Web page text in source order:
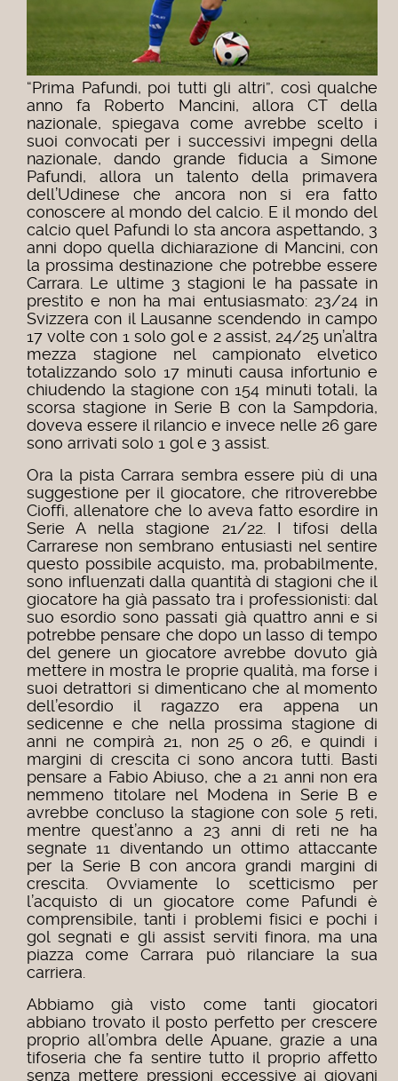
“Prima Pafundi, poi tutti gli altri”, così qualche
anno fa Roberto Mancini, allora CT della
nazionale, spiegava come avrebbe scelto i
suoi convocati per i successivi impegni della
nazionale, dando grande fiducia a Simone
Pafundi, allora un talento della primavera
dell’Udinese che ancora non si era fatto
conoscere al mondo del calcio. E il mondo del
calcio quel Pafundi lo sta ancora aspettando, 3
anni dopo quella dichiarazione di Mancini, con
la prossima destinazione che potrebbe essere
Carrara. Le ultime 3 stagioni le ha passate in
prestito e non ha mai entusiasmato: 23/24 in
Svizzera con il Lausanne scendendo in campo
17 volte con 1 solo gol e 2 assist, 24/25 un’altra
mezza stagione nel campionato elvetico
totalizzando solo 17 minuti causa infortunio e
chiudendo la stagione con 154 minuti totali, la
scorsa stagione in Serie B con la Sampdoria,
doveva essere il rilancio e invece nelle 26 gare
sono arrivati solo 1 gol e 3 assist.
Ora la pista Carrara sembra essere più di una
suggestione per il giocatore, che ritroverebbe
Cioffi, allenatore che lo aveva fatto esordire in
Serie A nella stagione 21/22. I tifosi della
Carrarese non sembrano entusiasti nel sentire
questo possibile acquisto, ma, probabilmente,
sono influenzati dalla quantità di stagioni che il
giocatore ha già passato tra i professionisti: dal
suo esordio sono passati già quattro anni e si
potrebbe pensare che dopo un lasso di tempo
del genere un giocatore avrebbe dovuto già
mettere in mostra le proprie qualità, ma forse i
suoi detrattori si dimenticano che al momento
dell’esordio il ragazzo era appena un
sedicenne e che nella prossima stagione di
anni ne compirà 21, non 25 o 26, e quindi i
margini di crescita ci sono ancora tutti. Basti
pensare a Fabio Abiuso, che a 21 anni non era
nemmeno titolare nel Modena in Serie B e
avrebbe concluso la stagione con sole 5 reti,
mentre quest’anno a 23 anni di reti ne ha
segnate 11 diventando un ottimo attaccante
per la Serie B con ancora grandi margini di
crescita. Ovviamente lo scetticismo per
l’acquisto di un giocatore come Pafundi è
comprensibile, tanti i problemi fisici e pochi i
gol segnati e gli assist serviti finora, ma una
piazza come Carrara può rilanciare la sua
carriera.
Abbiamo già visto come tanti giocatori
abbiano trovato il posto perfetto per crescere
proprio all’ombra delle Apuane, grazie a una
tifoseria che fa sentire tutto il proprio affetto
senza mettere pressioni eccessive ai giovani